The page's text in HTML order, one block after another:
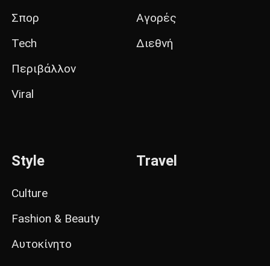
Σπορ
Tech
Περιβάλλον
Viral
Αγορές
Διεθνή
Style
Culture
Fashion & Beauty
Αυτοκίνητο
Travel